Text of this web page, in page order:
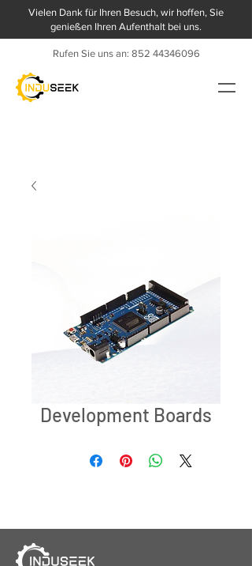
Vielen Dank für Ihren Besuch, wir hoffen, Sie
genießen Ihren Aufenthalt bei uns.
Rufen Sie uns an: 852 44346096
Development Boards